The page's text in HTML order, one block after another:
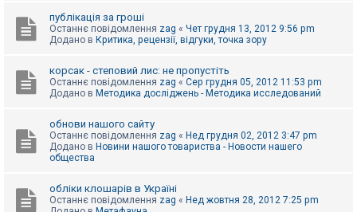
публікація за гроші
Останнє повідомлення zag « Чет грудня 13, 2012 9:56 pm
Додано в Критика, рецензії, відгуки, точка зору
корсак - степовий лис: не пропустіть
Останнє повідомлення zag « Сер грудня 05, 2012 11:53 pm
Додано в Методика досліджень - Методика исследований
обнови нашого сайту
Останнє повідомлення zag « Нед грудня 02, 2012 3:47 pm
Додано в Новини нашого товариства - Новости нашего
общества
обліки клошарів в Україні
Останнє повідомлення zag « Нед жовтня 28, 2012 7:25 pm